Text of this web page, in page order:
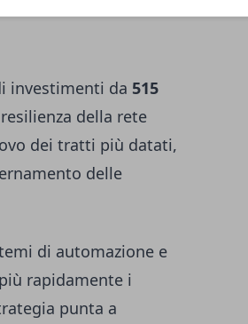
investimenti da 515
della rete
dei tratti più datati,
delle
di automazione e
rapidamente i
punta a